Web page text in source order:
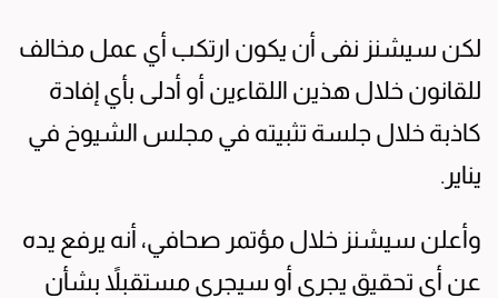
لكن سيشنز نفى أن يكون ارتكب أي عمل مخالف
للقانون خلال هذين اللقاءين أو أدلى بأي إفادة
كاذبة خلال جلسة تثبيته في مجلس الشيوخ في
يناير.
وأعلن سيشنز خلال مؤتمر صحافي، أنه يرفع يده
عن أي تحقيق يجري أو سيجري مستقبلاً بشأن